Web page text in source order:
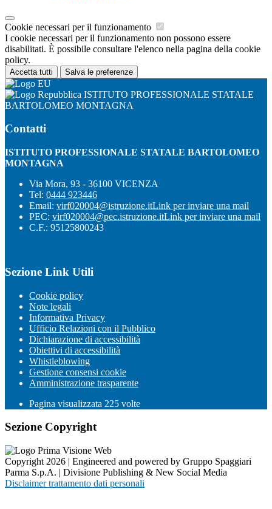
Cookie necessari per il funzionamento
I cookie necessari per il funzionamento non possono essere
disabilitati. È possibile consultare l'elenco nella pagina della cookie
policy.
Accetta tutti Salva le preferenze
ISTITUTO PROFESSIONALE STATALE
BARTOLOMEO MONTAGNA
Contatti
ISTITUTO PROFESSIONALE STATALE BARTOLOMEO
MONTAGNA
Via Mora, 93 - 36100 VICENZA
Tel: 0444 923446
Email: virf020004@istruzione.itLink per inviare una mail
PEC: virf020004@pec.istruzione.itLink per inviare una mail
C.F.: 95125800243
Sezione Link Utili
Cookie policy
Note legali
Informativa Privacy
Ufficio Relazioni con il Pubblico
Dichiarazione di accessibilità
Obiettivi di accessibilità
Whistleblowing
Gestione consensi cookie
Amministrazione trasparente
Pagina visualizzata 225 volte
Sezione Copyright
Copyright 2026 | Engineered and powered by Gruppo Spaggiari
Parma S.p.A. | Divisione Publishing & New Social Media
Disclaimer trattamento dati personali